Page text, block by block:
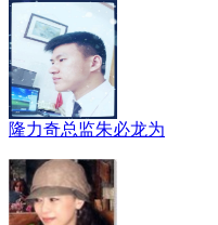
隆力奇总监朱必龙为